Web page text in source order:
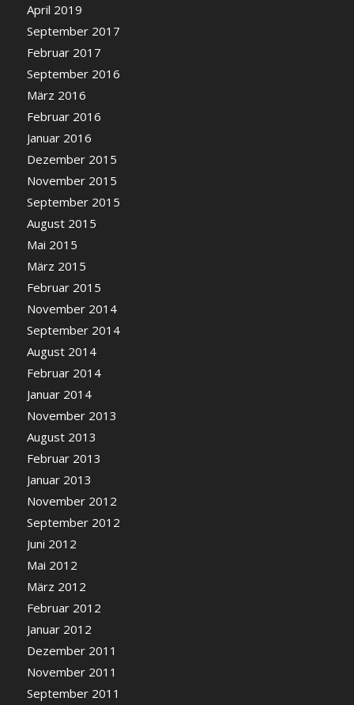
April 2019
September 2017
Februar 2017
September 2016
März 2016
Februar 2016
Januar 2016
Dezember 2015
November 2015
September 2015
August 2015
Mai 2015
März 2015
Februar 2015
November 2014
September 2014
August 2014
Februar 2014
Januar 2014
November 2013
August 2013
Februar 2013
Januar 2013
November 2012
September 2012
Juni 2012
Mai 2012
März 2012
Februar 2012
Januar 2012
Dezember 2011
November 2011
September 2011